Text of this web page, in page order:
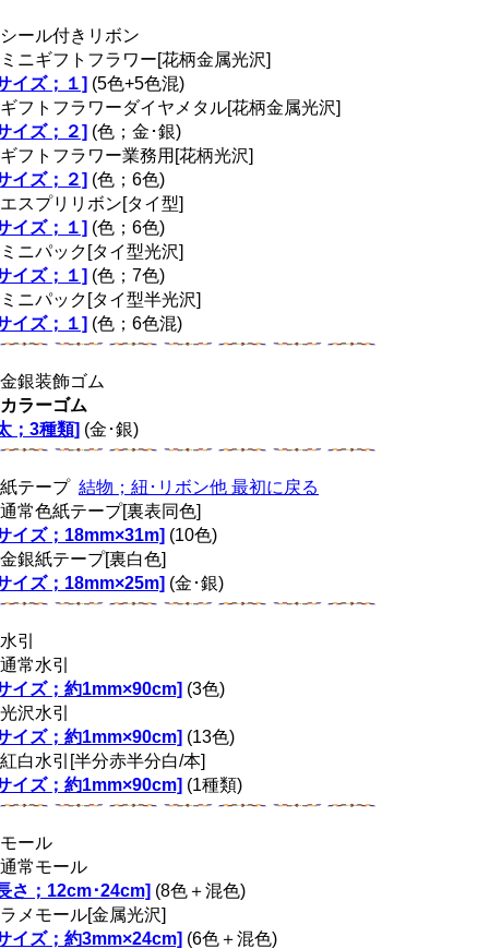
シール付きリボン
ミニギフトフラワー[花柄金属光沢]
イズ；１] (5色+5色混)
ギフトフラワーダイヤメタル[花柄金属光沢]
イズ；２] (色；金･銀)
ギフトフラワー業務用[花柄光沢]
イズ；２] (色；6色)
エスプリリボン[タイ型]
イズ；１] (色；6色)
ミニパック[タイ型光沢]
イズ；１] (色；7色)
ミニパック[タイ型半光沢]
イズ；１] (色；6色混)
金銀装飾ゴム
カラーゴム
；3種類] (金･銀)
紙テープ 結物；紐･リボン他 最初に戻る
通常色紙テープ[裏表同色]
イズ；18mm×31m] (10色)
金銀紙テープ[裏白色]
イズ；18mm×25m] (金･銀)
水引
通常水引
イズ；約1mm×90cm] (3色)
光沢水引
イズ；約1mm×90cm] (13色)
紅白水引[半分赤半分白/本]
イズ；約1mm×90cm] (1種類)
モール
通常モール
さ；12cm･24cm] (8色＋混色)
ラメモール[金属光沢]
イズ；約3mm×24cm] (6色＋混色)